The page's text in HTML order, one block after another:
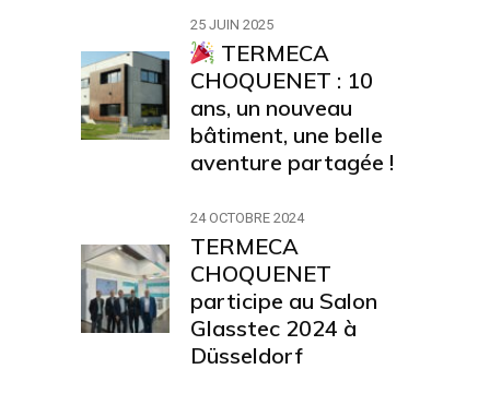
25 JUIN 2025
TERMECA
CHOQUENET : 10
ans, un nouveau
bâtiment, une belle
aventure partagée !
24 OCTOBRE 2024
TERMECA
CHOQUENET
participe au Salon
Glasstec 2024 à
Düsseldorf